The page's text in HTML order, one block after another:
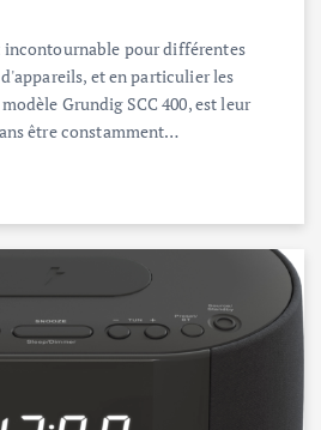
pour différentes
et en particulier les
Grundig SCC 400, est leur
être constamment…